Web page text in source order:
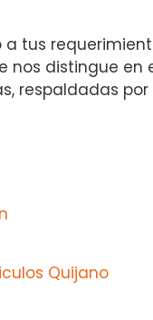
tus
nos distingue en
respaldadas
Quijano